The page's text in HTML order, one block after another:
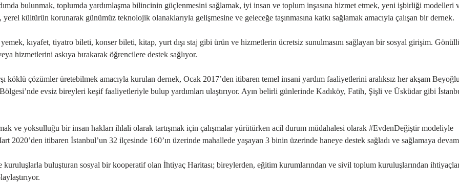
bulunmak, toplumda yardımlaşma bilincinin güçlenmesini sağlamak, iyi insan ve toplum inşasına hizmet etmek, yeni işbirliği modelleri
kültürün korunarak günümüz teknolojik olanaklarıyla gelişmesine ve geleceğe taşınmasına katkı sağlamak amacıyla çalışan bir dernek.
kıyafet, tiyatro bileti, konser bileti, kitap, yurt dışı staj gibi ürün ve hizmetlerin ücretsiz sunulmasını sağlayan bir sosyal girişim.
hizmetlerini askıya bırakarak öğrencilere destek sağlıyor.
köklü çözümler üretebilmek amacıyla kurulan dernek, Ocak 2017’den itibaren temel insani yardım faaliyetlerini aralıksız her akşam
evsiz bireyleri keşif faaliyetleriyle bulup yardımları ulaştırıyor. Ayın belirli günlerinde Kadıköy, Fatih, Şişli ve Üsküdar gibi
ve yoksulluğu bir insan hakları ihlali olarak tartışmak için çalışmalar yürütürken acil durum müdahalesi olarak #EvdenDeğiştir modeliyle
itibaren İstanbul’un 32 ilçesinde 160’ın üzerinde mahallede yaşayan 3 binin üzerinde haneye destek sağladı ve sağlamaya
buluşturan sosyal bir kooperatif olan İhtiyaç Haritası; bireylerden, eğitim kurumlarından ve sivil toplum kuruluşlarından